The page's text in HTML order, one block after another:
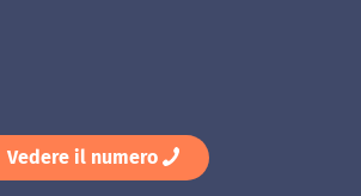
Vedere il numero